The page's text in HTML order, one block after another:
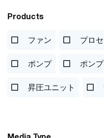
Products
ファン プロ
ポンプ ポン
昇圧ユニット